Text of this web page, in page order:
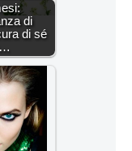
di
di sé